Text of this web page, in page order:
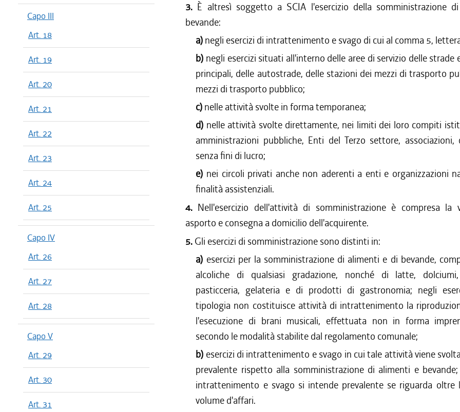
Capo III
Art. 18
Art. 19
Art. 20
Art. 21
Art. 22
Art. 23
Art. 24
Art. 25
Capo IV
Art. 26
Art. 27
Art. 28
Capo V
Art. 29
Art. 30
Art. 31
3. È altresì soggetto a SCIA l'esercizio della somministrazione
bevande:
a) negli esercizi di intrattenimento e svago di cui al comma 5,
b) negli esercizi situati all'interno delle aree di servizio delle strade
principali, delle autostrade, delle stazioni dei mezzi di trasporto
mezzi di trasporto pubblico;
c) nelle attività svolte in forma temporanea;
d) nelle attività svolte direttamente, nei limiti dei loro compiti
amministrazioni pubbliche, Enti del Terzo settore, associazioni,
senza fini di lucro;
e) nei circoli privati anche non aderenti a enti e organizzazioni
finalità assistenziali.
4. Nell'esercizio dell'attività di somministrazione è compresa la
asporto e consegna a domicilio dell'acquirente.
5. Gli esercizi di somministrazione sono distinti in:
a) esercizi per la somministrazione di alimenti e di bevande,
alcoliche di qualsiasi gradazione, nonché di latte,
pasticceria, gelateria e di prodotti di gastronomia; negli
tipologia non costituisce attività di intrattenimento la
l'esecuzione di brani musicali, effettuata non in forma
secondo le modalità stabilite dal regolamento comunale;
b) esercizi di intrattenimento e svago in cui tale attività viene
prevalente rispetto alla somministrazione di alimenti e
intrattenimento e svago si intende prevalente se riguarda oltre
volume d'affari.